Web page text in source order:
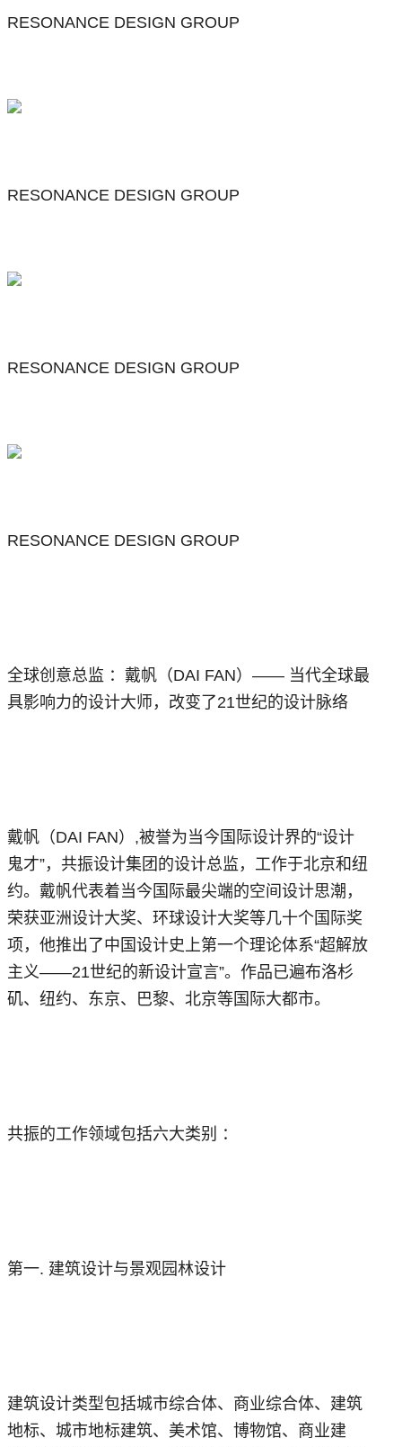
RESONANCE DESIGN GROUP
RESONANCE DESIGN GROUP
RESONANCE DESIGN GROUP
RESONANCE DESIGN GROUP
全球创意总监 ：戴帆（DAI FAN）—— 当代全球最
具影响力的设计大师，改变了21世纪的设计脉络
戴帆（DAI FAN）,被誉为当今国际设计界的“设计
鬼才”，共振设计集团的设计总监，工作于北京和纽
约。戴帆代表着当今国际最尖端的空间设计思潮，
荣获亚洲设计大奖、环球设计大奖等几十个国际奖
项，他推出了中国设计史上第一个理论体系“超解放
主义——21世纪的新设计宣言”。作品已遍布洛杉
矶、纽约、东京、巴黎、北京等国际大都市。
共振的工作领域包括六大类别 ：
第一. 建筑设计与景观园林设计
建筑设计类型包括城市综合体、商业综合体、建筑
地标、城市地标建筑、美术馆、博物馆、商业建